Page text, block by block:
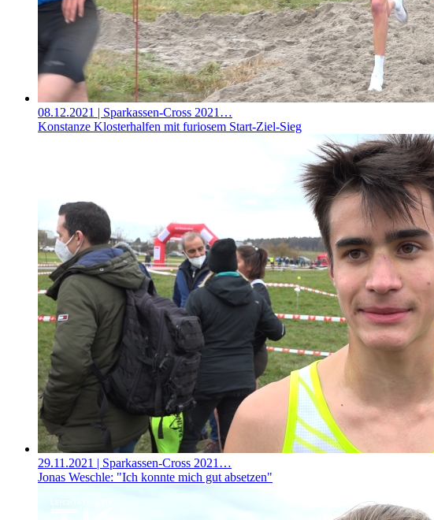
08.12.2021 | Sparkassen-Cross 2021…
Konstanze Klosterhalfen mit furiosem Start-Ziel-Sieg
29.11.2021 | Sparkassen-Cross 2021…
Jonas Weschle: "Ich konnte mich gut absetzen"